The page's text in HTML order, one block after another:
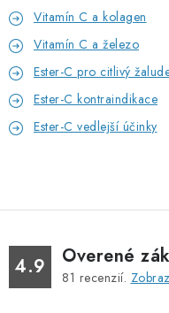
Vitamín C a kolagen
Vitamín C a železo
Ester-C pro citlivý
Ester-C kontraindikace
Ester-C vedlejší účinky
4.9 Overené
81 recenzií.